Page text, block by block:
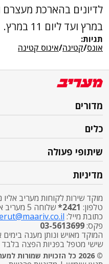
במרץ ועד ליום 11 במרץ.
תגיות:
אונס/קטינה/אינוס קטינה
מדורים
כלים
שיתופי פעולה
מדיניות
מוקד שירות לקוחות מעריב
טלפון: 2421* שלוחה 5 מעריב או
כתובת מייל:
פקס:03-5613699
שישי מטפל בפניות הפצה בלבד בין
© 2026 כל הזכויות שמורות למעריב, מקבוצת ג'רוזלם פוסט בע"מ